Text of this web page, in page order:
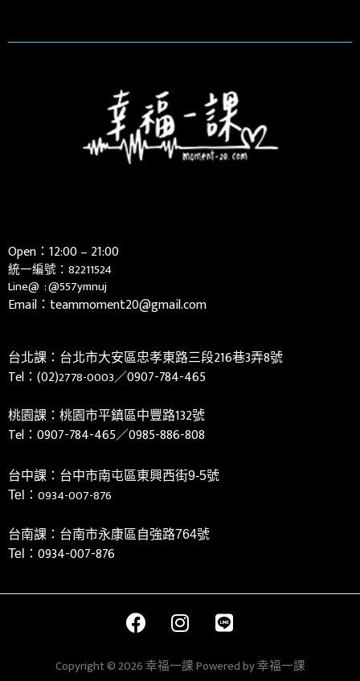
Open：12:00 – 21:00
統一編號：82211524
Line@ :@557ymnuj
Email：teammoment20@gmail.com
台北課：台北市大安區忠孝東路三段216巷3弄8號
Tel：(02)2778-0003／0907-784-465
桃園課：桃園市平鎮區中豐路132號
Tel： 0907-784-465／0985-886-808
台中課：台中市南屯區東興西街9-5號
Tel： 0934-007-876
台南課：台南市永康區自強路764號
Tel： 0934-007-876
Copyright © 2026 幸福一課 Powered by 幸福一課